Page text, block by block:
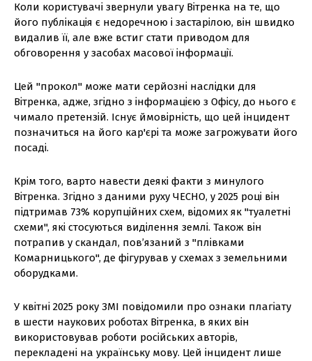
Коли користувачі звернули увагу Вітренка на те, що
його публікація є недоречною і застарілою, він швидко
видалив її, але вже встиг стати приводом для
обговорення у засобах масової інформації.
Цей "прокол" може мати серйозні наслідки для
Вітренка, адже, згідно з інформацією з Офісу, до нього є
чимало претензій. Існує ймовірність, що цей інцидент
позначиться на його кар'єрі та може загрожувати його
посаді.
Крім того, варто навести деякі факти з минулого
Вітренка. Згідно з даними руху ЧЕСНО, у 2025 році він
підтримав 73% корупційних схем, відомих як "туалетні
схеми", які стосуються виділення землі. Також він
потрапив у скандал, пов’язаний з "плівками
Комарницького", де фігурував у схемах з земельними
оборудками.
У квітні 2025 року ЗМІ повідомили про ознаки плагіату
в шести наукових роботах Вітренка, в яких він
використовував роботи російських авторів,
перекладені на українську мову. Цей інцидент лише